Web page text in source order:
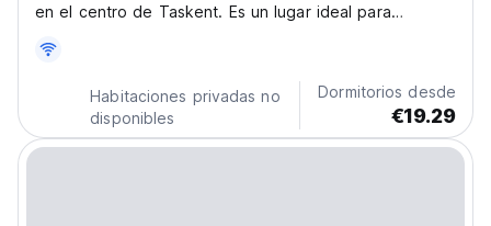
en el centro de Taskent. Es un lugar ideal para
Uzbekistán. (Auto-translated from original language)
Habitaciones privadas no
disponibles
Dormitorios desde
€19.29